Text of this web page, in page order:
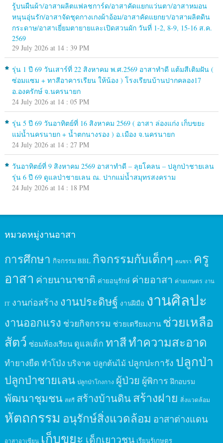
รู้บนผืนผ้า/อาสาผลิตแฟลชการ์ด/อาสาคัดแยกแว่นตา/อาสาหมอน
หนุนอุ่นรัก/อาสาจัดชุดกางเกงผ้าอ้อม/อาสาคัดแยกยา/อาสาผลิตดิน
กระดาษ/อาสาเยี่ยมตายายและเปิดสวนผัก วันที่ 1-2, 8-9, 15-16 ส.ค.
2569
29 July 2026 at 14 : 39 PM
รุ่น 1 ปี 69 วันเสาร์ที่ 22 สิงหาคม พ.ศ.2569 อาสาทำดี แต้มสีเติมฝัน (
ซ่อมแซม + ทาสีอาคารเรียน ให้น้อง ) โรงเรียนบ้านปากคลอง17
อ.องครักษ์ จ.นครนายก
24 July 2026 at 14 : 05 PM
รุ่น 5 ปี 69 วันอาทิตย์ที่ 16 สิงหาคม 2569 ( อาสา ล่องแก่ง เก็บขยะ
แม่น้ำนครนายก + น้ำตกนางรอง ) อ.เมือง จ.นครนายก
24 July 2026 at 14 : 27 PM
วันอาทิตย์ที่ 9 สิงหาคม 2569 อาสาทำดี – ลุยโคลน – ปลูกป่าชายเลน
รุ่น 6 ปี 69 ดูแลป่าชายเลน ณ. ปากแม่น้ำสมุทรสงคราม
24 July 2026 at 14 : 18 PM
หมวดหมู่งานอาสา
การศึกษา กิจกรรม BBL กิจกรรมกับเด็กๆ คนชรา ครู
อาสา ค่ายนานาชาติ ค่ายอนุรักษ์ ค่ายอาสา ค่ายเกษตร งาน
IT งานก่อสร้าง งานประดิษฐ์ งานฝีมือ งานศิลปะ
งานออกแรง ช่วยกิจกรรม ช่วยเตรียมงาน ช่วยเหลือ
สัตว์ ซ่อมห้องเรียน ดูแลเด็ก ทาสีทำความสะอาด
ทำยางยืด ทำโป่ง บริจาค ปลูกต้นไม้ ปลูกปะการัง ปลูกป่า
ปลูกป่าชายเลน ปลูกป่าโกงกาง ผู้ป่วย ผู้พิการ ฝึกอบรม
พัฒนาชุมชน สตรี สร้างบ้านดินสร้างฝาย สิ่งแวดล้อม
หัตถกรรม อนุรักษ์สิ่งแวดล้อม อาสาต่างแดน
อาสาอาเซียน เก็บขยะ เด็กเยาวชน เรียนรู้เกษตร